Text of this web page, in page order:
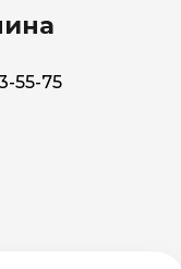
55-75